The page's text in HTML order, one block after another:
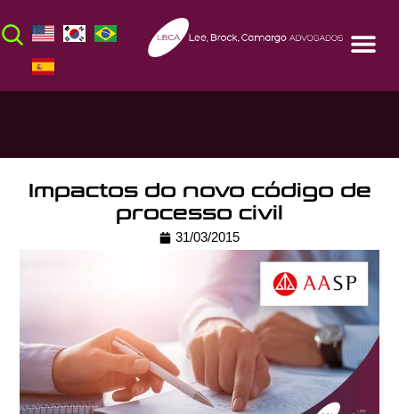
Impactos do novo código de
processo civil
31/03/2015